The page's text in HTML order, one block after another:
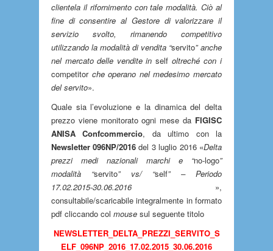
clientela il rifornimento con tale modalità. Ciò al
fine di consentire al Gestore di valorizzare il
servizio svolto, rimanendo competitivo
utilizzando la modalità di vendita “servito” anche
nel mercato delle vendite in self oltreché con i
competitorche operano nel medesimo mercato
del servito».
Quale sia l’evoluzione e la dinamica del delta
prezzo viene monitorato ogni mese da FIGISC
ANISA Confcommercio, da ultimo con la
Newsletter 096NP/2016 del 3 luglio 2016 «Delta
prezzi medi nazionali marchi e “no-logo”
modalità “servito” vs/ “self” – Periodo
17.02.2015-30.06.2016 »,
consultabile/scaricabile integralmente in formato
pdf cliccando col mouse sul seguente titolo
NEWSLETTER_DELTA_PREZZI_SERVITO_S
ELF_096NP_2016_17.02.2015_30.06.2016